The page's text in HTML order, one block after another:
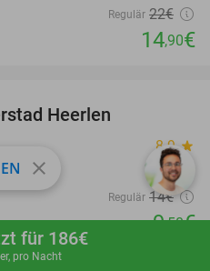
für 186€
pro Nacht
Regulär 22€
14,90€
Heerlen
8.9star
Regulär 14€
9,50€
close